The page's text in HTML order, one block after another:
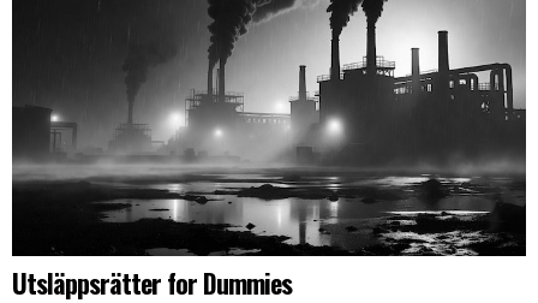
Utsläppsrätter for Dummies